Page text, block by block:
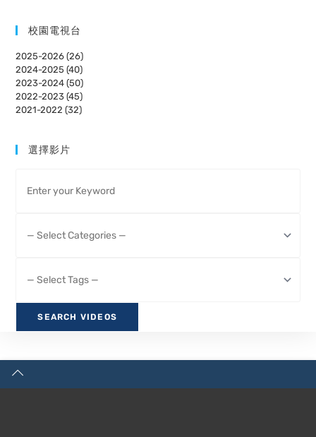
校園電視台
2025-2026 (26)
2024-2025 (40)
2023-2024 (50)
2022-2023 (45)
2021-2022 (32)
選擇影片